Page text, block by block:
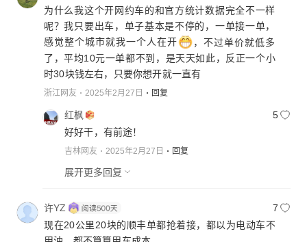
为什么我这个开网约车的和官方统计数据完全不一样
呢？我只要出车，单子基本是不停的，一单接一单，
感觉整个城市就我一个人在开
，不过单价就低多
了，平均10元一单都不到，是天天如此，反正一个小
时30块钱左右，只要你想开就一直有
浙江网友 2025年2月27日 回复
红枫
5
好好干，有前途！
吉林网友 2025年2月27日 回复
展开更多回复
许YZ
7
现在20公里20块的顺丰单都抢着接，都以为电动车不